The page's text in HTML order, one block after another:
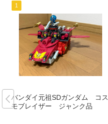
バンダイ元祖SDガンダム コス
モブレイザー ジャンク品